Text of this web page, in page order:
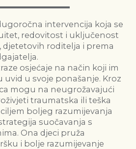
intervencija koja se
redovitost i uključenost
djetetovih roditelja i prema
osjećaje na način koji im
uvid u svoje ponašanje. Kroz
mogu na neugrožavajući
traumatska ili teška
boljeg razumijevanja
suočavanja s
Ona djeci pruža
i bolje razumijevanje